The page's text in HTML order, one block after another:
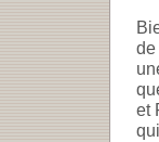
de
et